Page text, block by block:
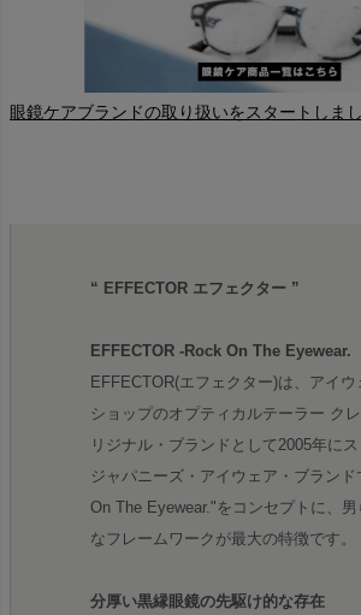
眼鏡ケアブランドの取り扱いをスタートしまし
“ EFFECTOR エフェクター ”
EFFECTOR -Rock On The Eyewear.
EFFECTOR(エフェクター)は、アイウ
ショップのオプティカルテーラー ク
リジナル・ブランドとして2005年に
ジャパニーズ・アイウェア・ブランド
On The Eyewear."をコンセプトに、
なフレームワークが最大の特徴です。
分厚い黒縁眼鏡の先駆け的な存在